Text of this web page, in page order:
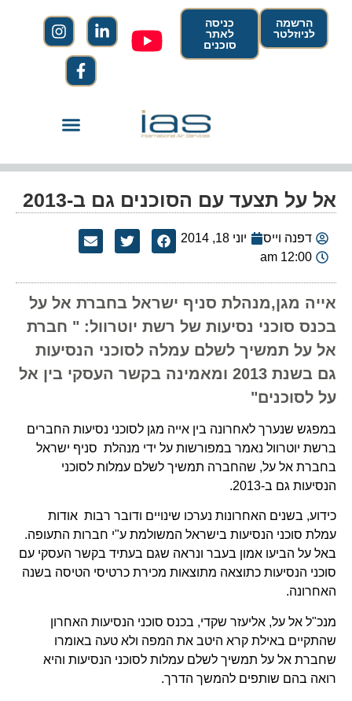
הרשמה
לניוזלטר
כניסה
לאתר
סוכנים
אל על תצעד עם הסוכנים גם ב-2013
דפנה וייס
יוני 18, 2014
12:00 am
אייה מגן,מנהלת סניף ישראל בחברת אל על
בכנס סוכני נסיעות של רשת יוטרוול: " חברת
אל על תמשיך לשלם עמלה לסוכני הנסיעות
גם בשנת 2013 ומאמינה בקשר העסקי בין אל
על לסוכנים"
במפגש שנערך לאחרונה בין אייה מגן לסוכני נסיעות החברים
ברשת יוטרוול נאמר במפורשות על ידי מנהלת סניף ישראל
בחברת אל על, שהחברה תמשיך לשלם עמלות לסוכני
הנסיעות גם ב-2013.
כידוע, בשנים האחרונות נערכו שינויים ודובר רבות אודות
עמלת סוכני הנסיעות בישראל המשולמת ע"י חברות התעופה.
באל על הביעו אמון בעבר ונראה שגם בעתיד בקשר העסקי עם
סוכני הנסיעות כתוצאה מתוצאות מכירת כרטיסי הטיסה בשנה
האחרונה.
מנכ"ל אל על, אליעזר שקדי, בכנס סוכני הנסיעות האחרון
שהתקיים באילת קרא היטב את המפה ולא טעה באומרו
שחברת אל על תמשיך לשלם עמלות לסוכני הנסיעות והיא
רואה בהם שותפים להמשך הדרך.